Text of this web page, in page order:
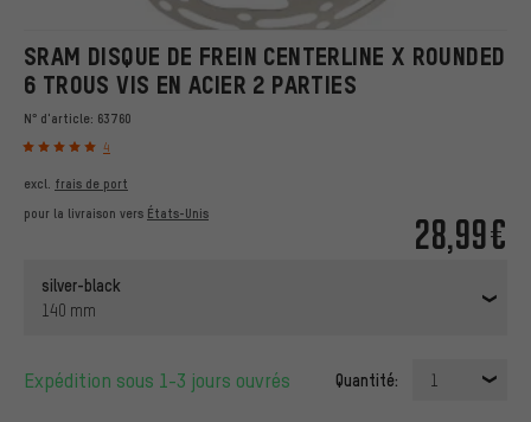
SRAM DISQUE DE FREIN CENTERLINE X ROUNDED
6 TROUS VIS EN ACIER 2 PARTIES
N° d'article: 63760
4
28,99€
excl. frais de port
pour la livraison vers États-Unis
silver-black
140 mm
Expédition sous 1-3 jours ouvrés Quantité: 1